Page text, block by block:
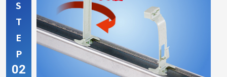
S
T
E
P
02